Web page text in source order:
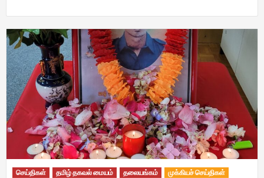
செய்திகள் தமிழ் தகவல் மையம் தலையங்கம் முக்கியச் செய்திகள்